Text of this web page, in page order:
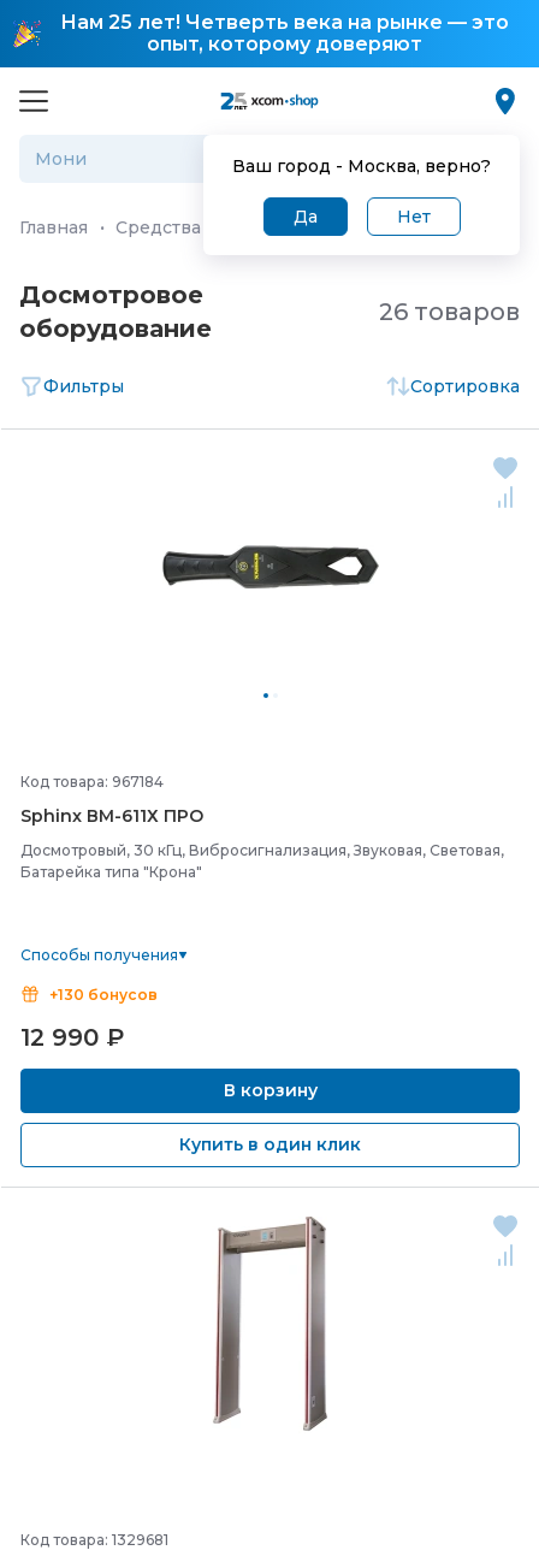
Нам 25 лет! Четверть века на рынке — это
опыт, которому доверяют
Ваш город - Москва, верно?
Да Нет
Главная · Средства и системы безопасности
Досмотровое
оборудование
26 товаров
Фильтры Сортировка
Код товара: 967184
Sphinx ВМ-611Х ПРО
Досмотровый, 30 кГц, Вибросигнализация, Звуковая, Световая,
Батарейка типа "Крона"
Способы получения
+130 бонусов
12 990 ₽
В корзину
Купить в один клик
Код товара: 1329681